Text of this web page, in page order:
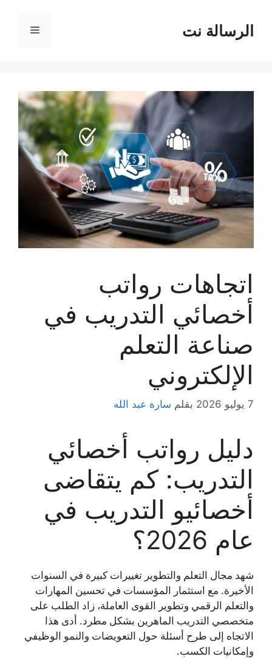
المحتوىالرسالة نت القائمة
اتجاهات رواتب
أخصائي التدريب في
صناعة التعلم
الإلكتروني
7 يوليو 2026 بقلم سارة عبد الله
دليل رواتب أخصائي
التدريب: كم يتقاضى
أخصائيو التدريب في
عام 2026؟
شهد مجال التعلم والتطوير تغييرات كبيرة في السنوات
الأخيرة. مع استثمار المؤسسات في تحسين المهارات
والتعلم الرقمي وتطوير القوى العاملة، زاد الطلب على
متخصصي التدريب الماهرين بشكل مطرد. أدى هذا
الاتجاه إلى طرح أسئلة حول التعويضات والنمو الوظيفي
وإمكانيات الكسب.